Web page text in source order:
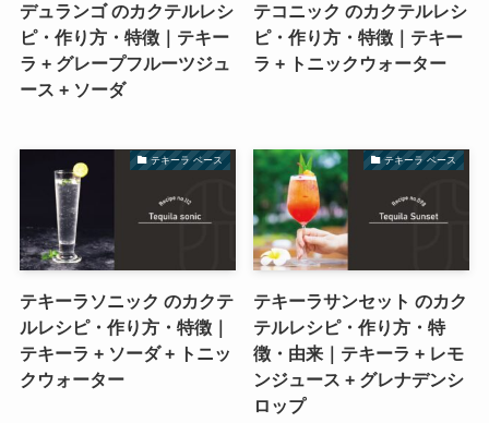
デュランゴ のカクテルレシ
ピ・作り方・特徴｜テキー
ラ + グレープフルーツジュ
ース + ソーダ
テコニック のカクテルレシ
ピ・作り方・特徴｜テキー
ラ + トニックウォーター
テキーラ ベース
テキーラソニック のカクテ
ルレシピ・作り方・特徴｜
テキーラ + ソーダ + トニッ
クウォーター
テキーラ ベース
テキーラサンセット のカク
テルレシピ・作り方・特
徴・由来｜テキーラ + レモ
ンジュース + グレナデンシ
ロップ